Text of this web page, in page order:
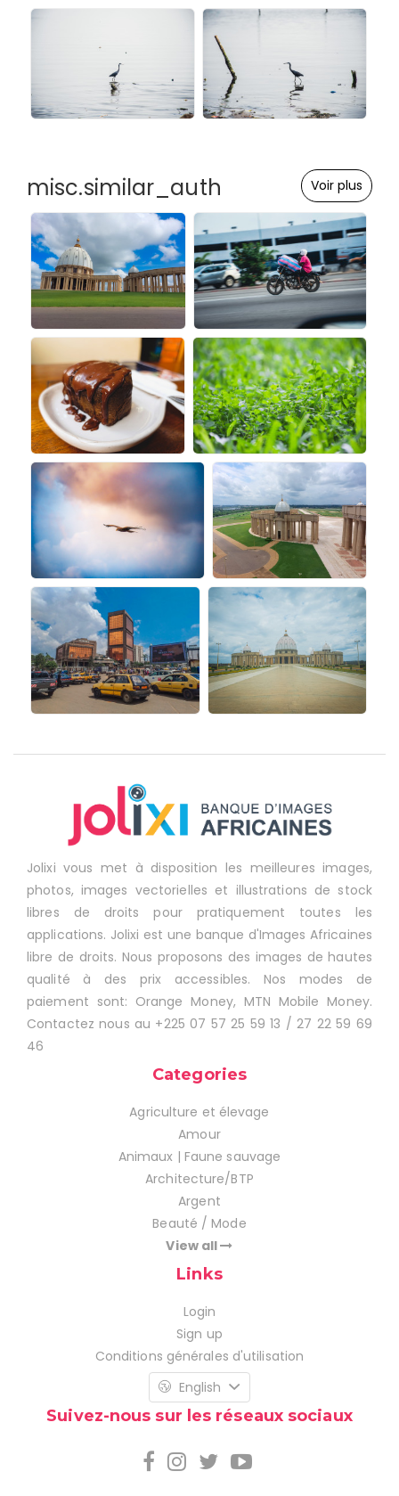
misc.similar_auth Voir plus
Jolixi vous met à disposition les meilleures images,
photos, images vectorielles et illustrations de stock
libres de droits pour pratiquement toutes les
applications. Jolixi est une banque d'Images Africaines
libre de droits. Nous proposons des images de hautes
qualité à des prix accessibles. Nos modes de
paiement sont: Orange Money, MTN Mobile Money.
Contactez nous au +225 07 57 25 59 13 / 27 22 59 69
46
Categories
Agriculture et élevage
Amour
Animaux | Faune sauvage
Architecture/BTP
Argent
Beauté / Mode
View all
Links
Login
Sign up
Conditions générales d'utilisation
English
Suivez-nous sur les réseaux sociaux